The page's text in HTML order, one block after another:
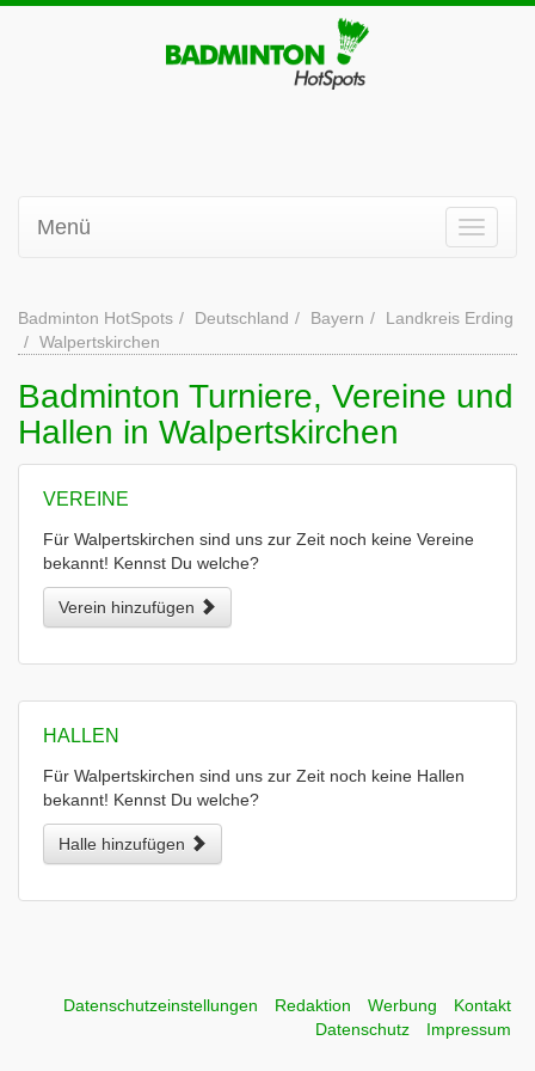
Menü
Badminton HotSpots Deutschland Bayern
Landkreis Erding
Walpertskirchen
Badminton Turniere, Vereine und
Hallen in Walpertskirchen
VEREINE
Für Walpertskirchen sind uns zur Zeit noch keine Vereine
bekannt! Kennst Du welche?
Verein hinzufügen
HALLEN
Für Walpertskirchen sind uns zur Zeit noch keine Hallen
bekannt! Kennst Du welche?
Halle hinzufügen
Datenschutzeinstellungen Redaktion Werbung
Kontakt
Datenschutz
Impressum